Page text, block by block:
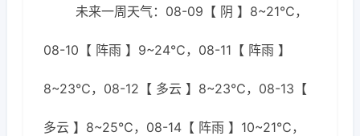
未来一周天气：08-09【 阴 】8~21℃，
08-10【 阵雨 】9~24℃，08-11【 阵雨 】
8~23℃，08-12【 多云 】8~23℃，08-13【
多云 】8~25℃，08-14【 阵雨 】10~21℃，